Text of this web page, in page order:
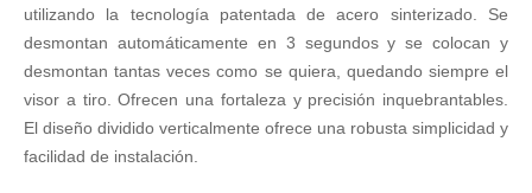
Maxima
1"
-
Altas
cantidad
utilizando la tecnología patentada de acero sinterizado. Se
desmontan automáticamente en 3 segundos y se colocan y
desmontan tantas veces como se quiera, quedando siempre el
visor a tiro. Ofrecen una fortaleza y precisión inquebrantables.
El diseño dividido verticalmente ofrece una robusta simplicidad y
facilidad de instalación.